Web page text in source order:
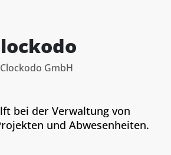
Clockodo GmbH
bei der Verwaltung von
und Abwesenheiten.